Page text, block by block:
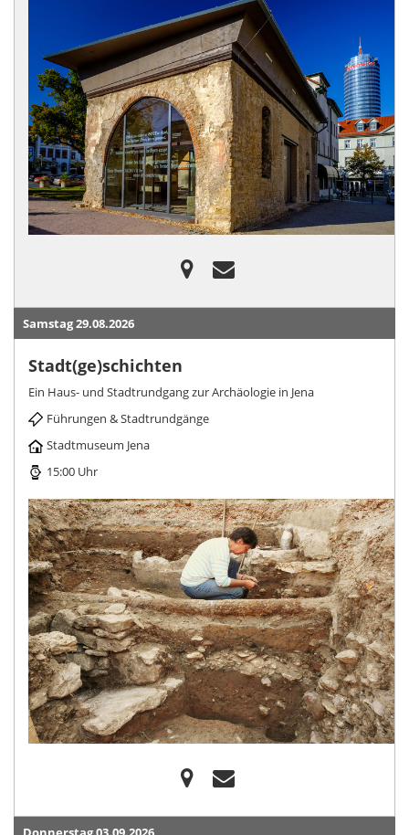
Samstag 29.08.2026
Stadt(ge)schichten
Ein Haus- und Stadtrundgang zur Archäologie in Jena
Führungen & Stadtrundgänge
Stadtmuseum Jena
15:00 Uhr